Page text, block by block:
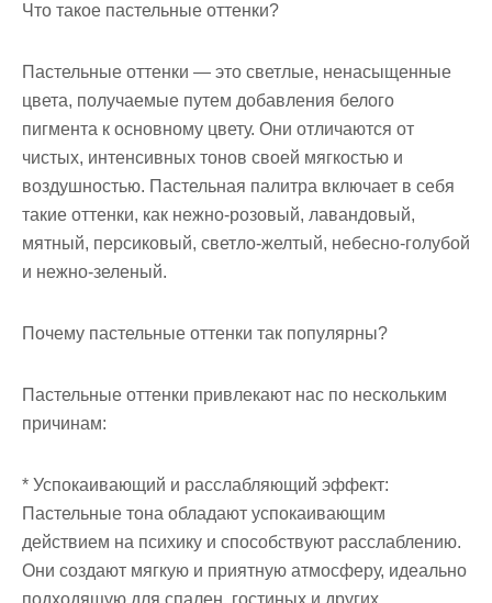
Что такое пастельные оттенки?
Пастельные оттенки — это светлые, ненасыщенные
цвета, получаемые путем добавления белого
пигмента к основному цвету. Они отличаются от
чистых, интенсивных тонов своей мягкостью и
воздушностью. Пастельная палитра включает в себя
такие оттенки, как нежно-розовый, лавандовый,
мятный, персиковый, светло-желтый, небесно-голубой
и нежно-зеленый.
Почему пастельные оттенки так популярны?
Пастельные оттенки привлекают нас по нескольким
причинам:
* Успокаивающий и расслабляющий эффект:
Пастельные тона обладают успокаивающим
действием на психику и способствуют расслаблению.
Они создают мягкую и приятную атмосферу, идеально